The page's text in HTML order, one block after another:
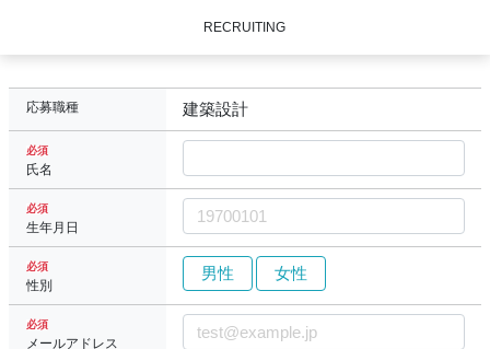
RECRUITING
応募職種 建築設計
必須
氏名
必須
生年月日
必須
性別
男性 女性
必須
メールアドレス